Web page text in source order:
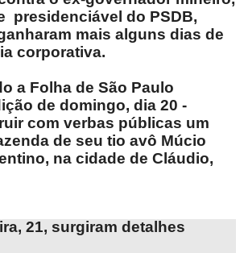
presidenciável do PSDB,
mais alguns dias de
corporativa.
a Folha de São Paulo
de domingo, dia 20 -
com verbas públicas um
de seu tio avô Múcio
na cidade de Cláudio,
21, surgiram detalhes